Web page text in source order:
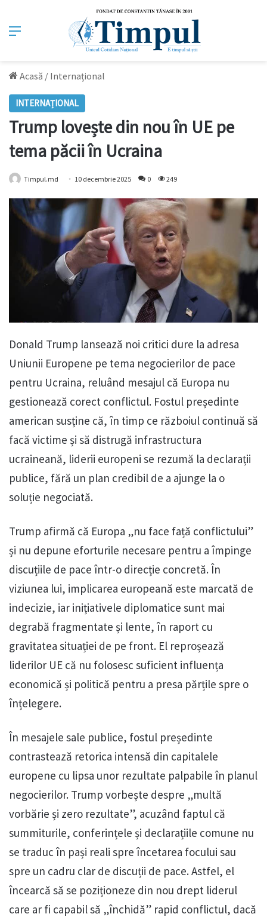
Meniu
Acasă / Internațional
INTERNAȚIONAL
Trump lovește din nou în UE pe
tema păcii în Ucraina
Timpul.md 10 decembrie 2025 0 249
Donald Trump lansează noi critici dure la adresa
Uniunii Europene pe tema negocierilor de pace
pentru Ucraina, reluând mesajul că Europa nu
gestionează corect conflictul. Fostul președinte
american susține că, în timp ce războiul continuă să
facă victime și să distrugă infrastructura
ucraineană, liderii europeni se rezumă la declarații
publice, fără un plan credibil de a ajunge la o
soluție negociată.
Trump afirmă că Europa „nu face față conflictului”
și nu depune eforturile necesare pentru a împinge
discuțiile de pace într-o direcție concretă. În
viziunea lui, implicarea europeană este marcată de
indecizie, iar inițiativele diplomatice sunt mai
degrabă fragmentate și lente, în raport cu
gravitatea situației de pe front. El reproșează
liderilor UE că nu folosesc suficient influența
economică și politică pentru a presa părțile spre o
înțelegere.
În mesajele sale publice, fostul președinte
contrastează retorica intensă din capitalele
europene cu lipsa unor rezultate palpabile în planul
negocierilor. Trump vorbește despre „multă
vorbărie și zero rezultate”, acuzând faptul că
summiturile, conferințele și declarațiile comune nu
se traduc în pași reali spre încetarea focului sau
spre un cadru clar de discuții de pace. Astfel, el
încearcă să se poziționeze din nou drept liderul
care ar fi capabil să „închidă” rapid conflictul, dacă